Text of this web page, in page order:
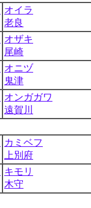
オイラ
老良
オザキ
尾崎
オニヅ
鬼津
オンガガワ
遠賀川
カミベフ
上別府
キモリ
木守